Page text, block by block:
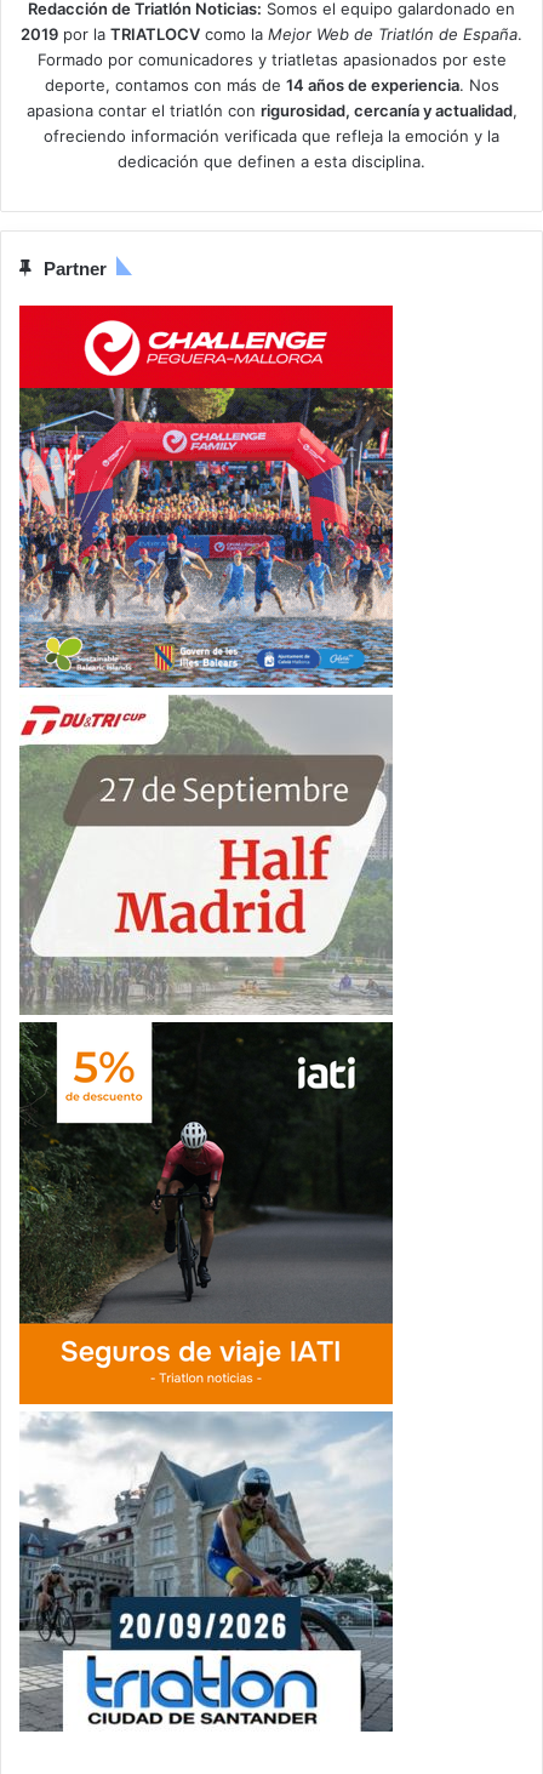
Redacción de Triatlón Noticias: Somos el equipo galardonado en
2019 por la TRIATLOCV como la Mejor Web de Triatlón de España.
Formado por comunicadores y triatletas apasionados por este
deporte, contamos con más de 14 años de experiencia. Nos
apasiona contar el triatlón con rigurosidad, cercanía y actualidad,
ofreciendo información verificada que refleja la emoción y la
dedicación que definen a esta disciplina.
Partner